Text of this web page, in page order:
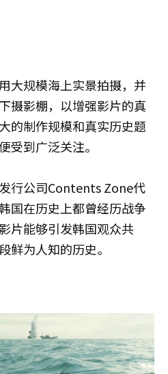
大规模海上实景拍摄，并
摄影棚，以增强影片的真
的制作规模和真实历史题
受到广泛关注。
行公司Contents Zone代
国在历史上都曾经历战争
片能够引发韩国观众共
鲜为人知的历史。